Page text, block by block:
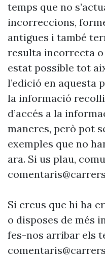
temps que no
incorreccions,
antigues i també
resulta incorrecta o
estat possible tot
l’edició en
la informació
d’accés a la
maneres, però pot
exemples que no
ara. Si us plau,
Si creus que hi ha
o disposes de més
fes-nos arribar els